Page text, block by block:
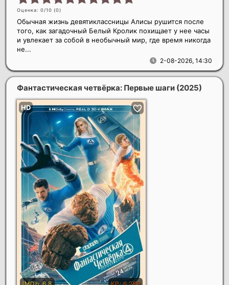
Оценка: 0/10 (0)
2-08-2026, 14:30
Обычная жизнь девятиклассницы Алисы рушится после
того, как загадочный Белый Кролик похищает у нее часы
и увлекает за собой в необычный мир, где время никогда
не...
Фантастическая четвёрка: Первые шаги (2025)